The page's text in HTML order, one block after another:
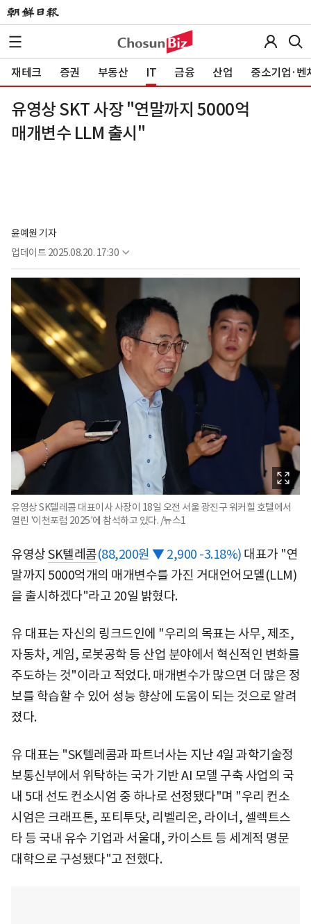
재테크 증권 부동산 IT 금융 산업 중소기업·벤
유영상 SKT 사장 "연말까지 5000억
매개변수 LLM 출시"
윤예원 기자
업데이트 2025.08.20. 17:30
유영상 SK텔레콤 대표이사 사장이 18일 오전 서울 광진구 워커힐 호텔에서
열린 '이천포럼 2025'에 참석하고 있다. /뉴스1
유영상SK텔레콤(88,200원 ▼ 2,900 -3.18%) 대표가 "연
말까지 5000억개의 매개변수를 가진 거대언어모델(LLM)
을 출시하겠다"라고 20일 밝혔다.
유 대표는 자신의 링크드인에 "우리의 목표는 사무, 제조,
자동차, 게임, 로봇공학 등 산업 분야에서 혁신적인 변화를
주도하는 것"이라고 적었다. 매개변수가 많으면 더 많은 정
보를 학습할 수 있어 성능 향상에 도움이 되는 것으로 알려
졌다.
유 대표는 "SK텔레콤과 파트너사는 지난 4일 과학기술정
보통신부에서 위탁하는 국가 기반 AI 모델 구축 사업의 국
내 5대 선도 컨소시엄 중 하나로 선정됐다"며 "우리 컨소
시엄은 크래프톤, 포티투닷, 리벨리온, 라이너, 셀렉트스
타 등 국내 유수 기업과 서울대, 카이스트 등 세계적 명문
대학으로 구성됐다"고 전했다.